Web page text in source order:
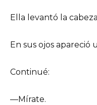
Ella levantó la
En sus ojos apareció
Continué:
—Mírate.